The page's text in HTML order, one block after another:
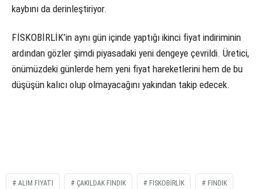
kaybını da derinleştiriyor.
FİSKOBİRLİK’in aynı gün içinde yaptığı ikinci fiyat indiriminin
ardından gözler şimdi piyasadaki yeni dengeye çevrildi. Üretici,
önümüzdeki günlerde hem yeni fiyat hareketlerini hem de bu
düşüşün kalıcı olup olmayacağını yakından takip edecek.
ALIM FIYATI ÇAKILDAK FINDIK FISKOBIRLIK FINDIK